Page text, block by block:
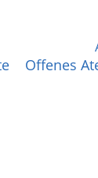
Offenes